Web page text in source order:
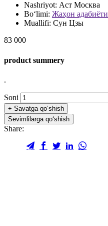
Nashriyot: Аст Москва
Bo‘limi: Жаҳон адабиёти
Muallifi: Сун Цзы
83 000
product summery
.
Soni
+ Savatga qo‘shish
Sevimlilarga qo‘shish
Share: